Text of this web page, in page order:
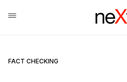
FACT CHECKING